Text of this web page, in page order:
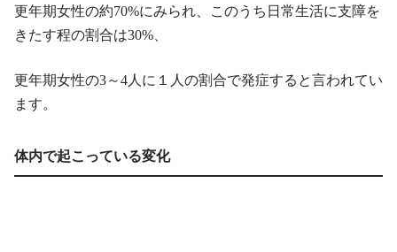
更年期女性の約70%にみられ、このうち日常生活に支障を
きたす程の割合は30%、
更年期女性の3～4人に１人の割合で発症すると言われてい
ます。
体内で起こっている変化